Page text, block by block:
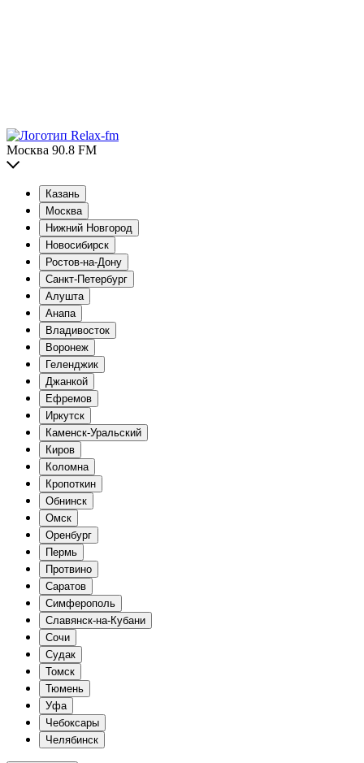
Москва 90.8 FM
Казань
Москва
Нижний Новгород
Новосибирск
Ростов-на-Дону
Санкт-Петербург
Алушта
Анапа
Владивосток
Воронеж
Геленджик
Джанкой
Ефремов
Иркутск
Каменск-Уральский
Киров
Коломна
Кропоткин
Обнинск
Омск
Оренбург
Пермь
Протвино
Саратов
Симферополь
Славянск-на-Кубани
Сочи
Судак
Томск
Тюмень
Уфа
Чебоксары
Челябинск